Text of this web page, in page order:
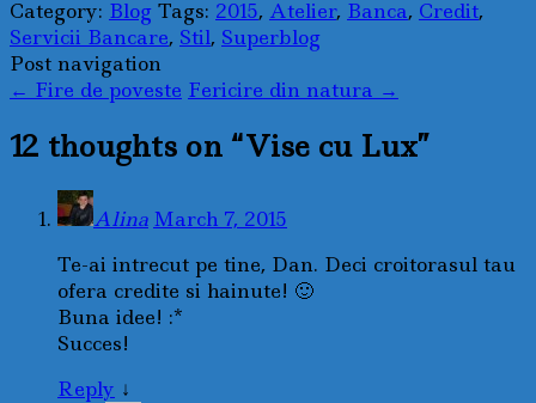
(Opens
in
new
window)
(Opens
in
new
window)
Category: Blog Tags: 2015, Atelier, Banca, Credit,
Servicii Bancare, Stil, Superblog
Post navigation
← Fire de poveste Fericire din natura →
12 thoughts on “Vise cu Lux”
Alina March 7, 2015
Te-ai intrecut pe tine, Dan. Deci croitorasul tau
ofera credite si hainute! 🙂
Buna idee! :*
Succes!
Reply ↓